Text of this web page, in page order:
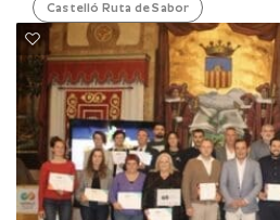
Castelló Ruta de Sabor